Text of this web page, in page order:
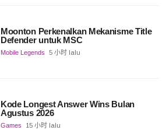
Moonton Perkenalkan Mekanisme Title
Defender untuk MSC
Mobile Legends 5 小时 lalu
Kode Longest Answer Wins Bulan
Agustus 2026
Games 15 小时 lalu